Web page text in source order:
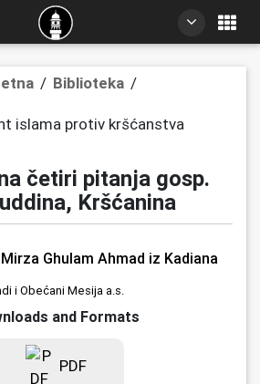
/ Biblioteka /
četiri pitanja gosp.
Kršćanina
Ghulam Ahmad iz Kadiana
i Obećani Mesija a.s.
and Formats
PDF